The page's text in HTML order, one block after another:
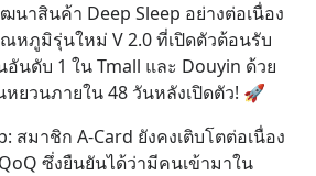
นาสินค้า Deep Sleep อย่างต่อเนื่อง
หภูมิรุ่นใหม่ V 2.0 ที่เปิดตัวต้อนรับ
นดับ 1 ใน Tmall และ Douyin ด้วย
ยวนภายใน 48 วันหลังเปิดตัว! 🚀
สมาชิก A-Card ยังคงเติบโตต่อเนื่อง
QoQ ซึ่งยืนยันได้ว่ามีคนเข้ามาใน